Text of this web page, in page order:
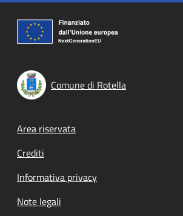
Comune di Rotella
Footer menu
Area riservata
Crediti
Informativa privacy
Note legali